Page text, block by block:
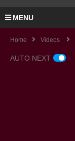
MENU
Home Videos
AUTO NEXT